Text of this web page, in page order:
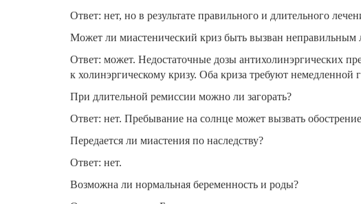
Ответ: нет, но в результате правильного и длительного
Может ли миастенический криз быть вызван неправильным
Ответ: может. Недостаточные дозы антихолинэргических
к холинэргическому кризу. Оба криза требуют
При длительной ремиссии можно ли загорать?
Ответ: нет. Пребывание на солнце может вызвать
Передается ли миастения по наследству?
Ответ: нет.
Возможна ли нормальная беременность и роды?